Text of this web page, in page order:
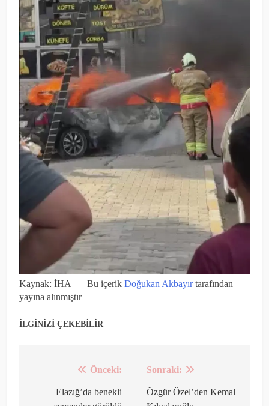
Kaynak: İHA | Bu içerik Doğukan Akbayırtarafından
yayına alınmıştır
İLGİNİZİ ÇEKEBİLİR
gezinmesi
Önceki:
Elazığ’da benekli
Sonraki:
Özgür Özel’den Kemal